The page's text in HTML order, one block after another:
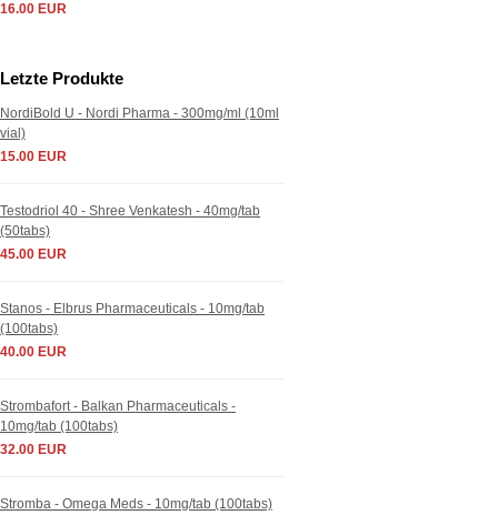
16.00 EUR
Letzte Produkte
NordiBold U - Nordi Pharma - 300mg/ml (10ml
vial)
15.00 EUR
Testodriol 40 - Shree Venkatesh - 40mg/tab
(50tabs)
45.00 EUR
Stanos - Elbrus Pharmaceuticals - 10mg/tab
(100tabs)
40.00 EUR
Strombafort - Balkan Pharmaceuticals -
10mg/tab (100tabs)
32.00 EUR
Stromba - Omega Meds - 10mg/tab (100tabs)